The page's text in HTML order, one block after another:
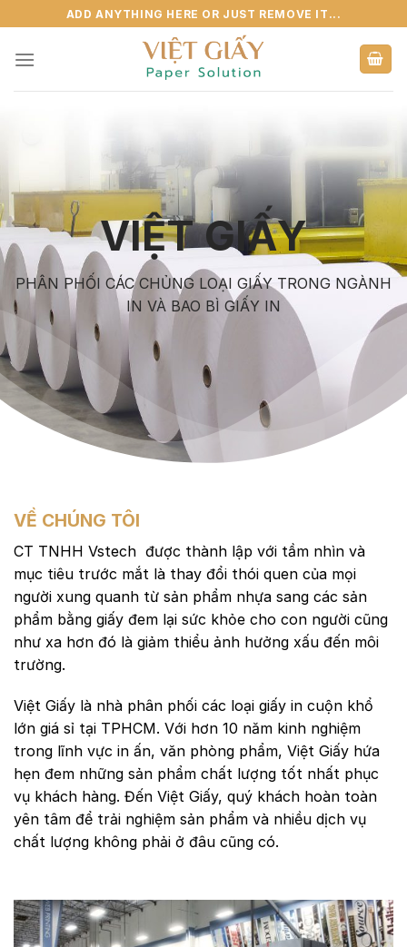
to
content
ADD ANYTHING HERE OR JUST REMOVE IT...
VIỆT GIẤY
PHÂN PHỐI CÁC CHỦNG LOẠI GIẤY TRONG NGÀNH
IN VÀ BAO BÌ GIẤY IN
VỀ CHÚNG TÔI
CT TNHH Vstech được thành lập với tầm nhìn và
mục tiêu trước mắt là thay đổi thói quen của mọi
người xung quanh từ sản phẩm nhựa sang các sản
phẩm bằng giấy đem lại sức khỏe cho con người cũng
như xa hơn đó là giảm thiểu ảnh hưởng xấu đến môi
trường.
Việt Giấy là nhà phân phối các loại giấy in cuộn khổ
lớn giá sỉ tại TPHCM. Với hơn 10 năm kinh nghiệm
trong lĩnh vực in ấn, văn phòng phẩm, Việt Giấy hứa
hẹn đem những sản phẩm chất lượng tốt nhất phục
vụ khách hàng. Đến Việt Giấy, quý khách hoàn toàn
yên tâm để trải nghiệm sản phẩm và nhiều dịch vụ
chất lượng không phải ở đâu cũng có.